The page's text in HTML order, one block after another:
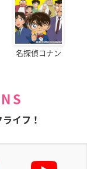
名探偵コナン
イフ！